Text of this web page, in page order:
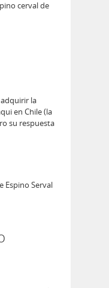
cerval de
la
en Chile (la
su respuesta
Espino Serval